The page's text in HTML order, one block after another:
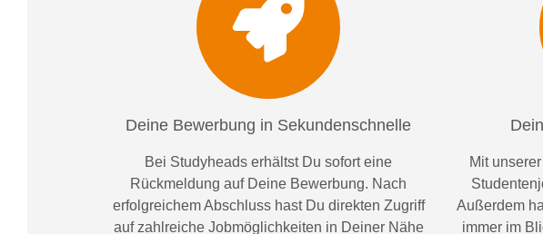
Deine Bewerbung in Sekundenschnelle
Bei Studyheads erhältst Du sofort eine
Rückmeldung auf Deine Bewerbung. Nach
erfolgreichem Abschluss hast Du direkten Zugriff
auf zahlreiche Jobmöglichkeiten in Deiner Nähe
Mit
Außerdem
immer im